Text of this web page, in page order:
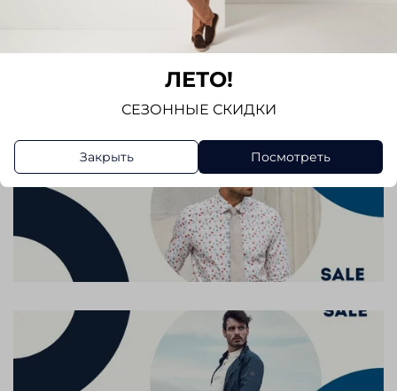
Отзывов еще никто не оставлял
Написать отзыв
ЛЕТО!
СЕЗОННЫЕ СКИДКИ
Закрыть Посмотреть